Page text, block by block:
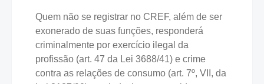
Quem não se registrar no CREF, além de ser
exonerado de suas funções, responderá
criminalmente por exercício ilegal da
profissão (art. 47 da Lei 3688/41) e crime
contra as relações de consumo (art. 7º, VII, da